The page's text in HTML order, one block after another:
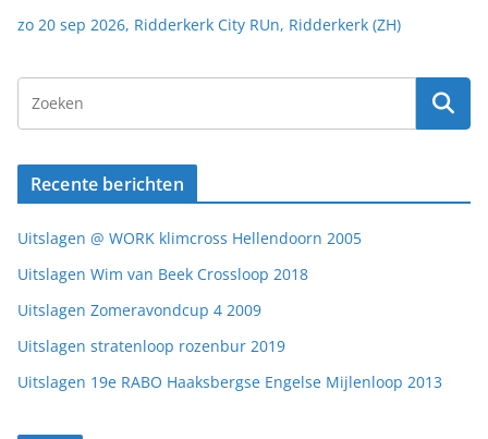
zo 20 sep 2026, Ridderkerk City RUn, Ridderkerk (ZH)
Recente berichten
Uitslagen @ WORK klimcross Hellendoorn 2005
Uitslagen Wim van Beek Crossloop 2018
Uitslagen Zomeravondcup 4 2009
Uitslagen stratenloop rozenbur 2019
Uitslagen 19e RABO Haaksbergse Engelse Mijlenloop 2013